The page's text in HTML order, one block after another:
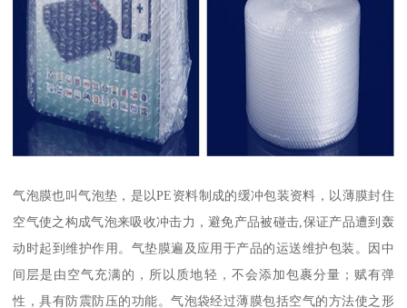
气泡膜也叫气泡垫，是以PE资料制成的缓冲包装资料，以薄膜封住
空气使之构成气泡来吸收冲击力，避免产品被碰击,保证产品遭到轰
动时起到维护作用。气垫膜遍及应用于产品的运送维护包装。因中
间层是由空气充满的，所以质地轻，不会添加包裹分量；赋有弹
性，具有防震防压的功能。气泡袋经过薄膜包括空气的方法使之形